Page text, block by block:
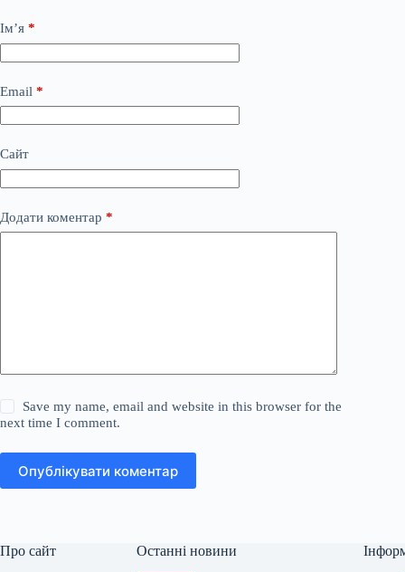
Ім’я *
Email *
Сайт
Додати коментар *
Save my name, email and website in this browser for the
next time I comment.
Опублікувати коментар
Про сайт Останні новини